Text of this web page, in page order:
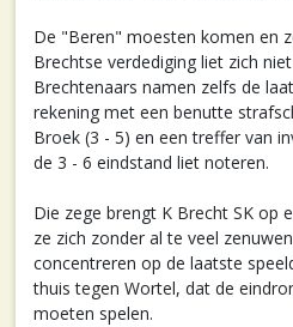
De "Beren" moesten komen en
Brechtse verdediging liet zich
Brechtenaars namen zelfs de
rekening met een benutte
Broek (3 - 5) en een treffer van
de 3 - 6 eindstand liet noteren.
Die zege brengt K Brecht SK op
ze zich zonder al te veel
concentreren op de laatste
thuis tegen Wortel, dat de
moeten spelen.